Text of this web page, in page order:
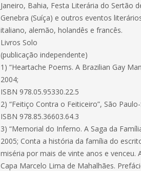
Janeiro, Bahia, Festa Literária do Sertão
Genebra (Suíça) e outros eventos
italiano, alemão, holandês e francês.
Livros Solo
(publicação independente)
1) “Heartache Poems. A Brazilian Gay
2004;
ISBN 978.05.95330.22.5
2) “Feitiço Contra o Feiticeiro”, São
ISBN 978.85.36603.64.3
3) “Memorial do Inferno. A Saga da
2005; Conta a história da família do
miséria por mais de vinte anos e venceu.
Capa Marcelo Lima de Mahalhães.